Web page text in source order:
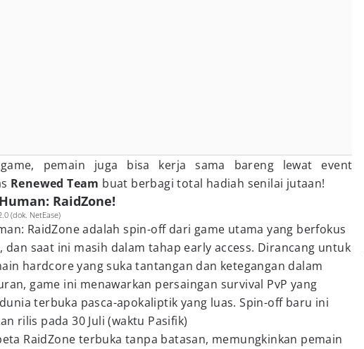
pemain juga bisa kerja sama bareng lewat event
Renewed Team buat berbagi total hadiah senilai jutaan!
RaidZone!
(dok. NetEase)
RaidZone adalah spin-off dari game utama yang berfokus
dan saat ini masih dalam tahap early access. Dirancang untuk
hardcore yang suka tantangan dan ketegangan dalam
game ini menawarkan persaingan survival PvP yang
terbuka pasca-apokaliptik yang luas. Spin-off baru ini
rilis pada 30 Juli (waktu Pasifik)
RaidZone terbuka tanpa batasan, memungkinkan pemain